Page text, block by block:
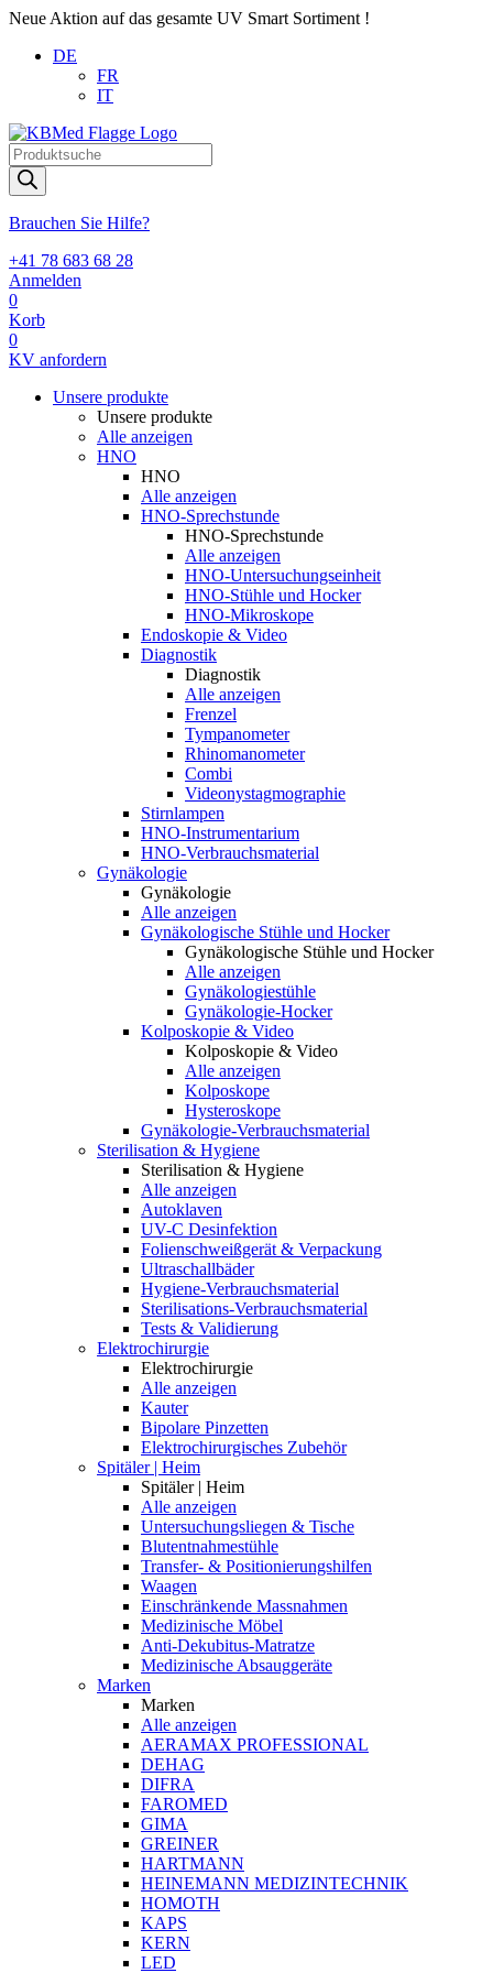
Neue Aktion auf das gesamte UV Smart Sortiment !
DE
FR
IT
Products
search
Brauchen Sie Hilfe?
+41 78 683 68 28
Anmelden
0
Korb
0
KV anfordern
Unsere produkte
Unsere produkte
Alle anzeigen
HNO
HNO
Alle anzeigen
HNO-Sprechstunde
HNO-Sprechstunde
Alle anzeigen
HNO-Untersuchungseinheit
HNO-Stühle und Hocker
HNO-Mikroskope
Endoskopie & Video
Diagnostik
Diagnostik
Alle anzeigen
Frenzel
Tympanometer
Rhinomanometer
Combi
Videonystagmographie
Stirnlampen
HNO-Instrumentarium
HNO-Verbrauchsmaterial
Gynäkologie
Gynäkologie
Alle anzeigen
Gynäkologische Stühle und Hocker
Gynäkologische Stühle und Hocker
Alle anzeigen
Gynäkologiestühle
Gynäkologie-Hocker
Kolposkopie & Video
Kolposkopie & Video
Alle anzeigen
Kolposkope
Hysteroskope
Gynäkologie-Verbrauchsmaterial
Sterilisation & Hygiene
Sterilisation & Hygiene
Alle anzeigen
Autoklaven
UV-C Desinfektion
Folienschweißgerät & Verpackung
Ultraschallbäder
Hygiene-Verbrauchsmaterial
Sterilisations-Verbrauchsmaterial
Tests & Validierung
Elektrochirurgie
Elektrochirurgie
Alle anzeigen
Kauter
Bipolare Pinzetten
Elektrochirurgisches Zubehör
Spitäler | Heim
Spitäler | Heim
Alle anzeigen
Untersuchungsliegen & Tische
Blutentnahmestühle
Transfer- & Positionierungshilfen
Waagen
Einschränkende Massnahmen
Medizinische Möbel
Anti-Dekubitus-Matratze
Medizinische Absauggeräte
Marken
Marken
Alle anzeigen
AERAMAX PROFESSIONAL
DEHAG
DIFRA
FAROMED
GIMA
GREINER
HARTMANN
HEINEMANN MEDIZINTECHNIK
HOMOTH
KAPS
KERN
LED